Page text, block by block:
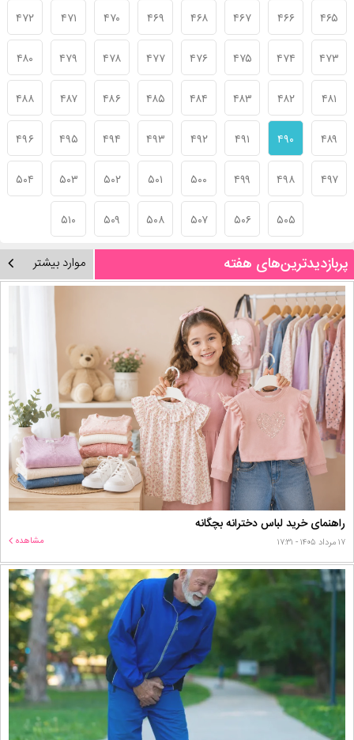
۴۶۵ ۴۶۶ ۴۶۷ ۴۶۸ ۴۶۹ ۴۷۰ ۴۷۱ ۴۷۲
۴۷۳ ۴۷۴ ۴۷۵ ۴۷۶ ۴۷۷ ۴۷۸ ۴۷۹ ۴۸۰
۴۸۱ ۴۸۲ ۴۸۳ ۴۸۴ ۴۸۵ ۴۸۶ ۴۸۷ ۴۸۸
۴۸۹ ۴۹۰ ۴۹۱ ۴۹۲ ۴۹۳ ۴۹۴ ۴۹۵ ۴۹۶
۴۹۷ ۴۹۸ ۴۹۹ ۵۰۰ ۵۰۱ ۵۰۲ ۵۰۳ ۵۰۴
۵۰۵ ۵۰۶ ۵۰۷ ۵۰۸ ۵۰۹ ۵۱۰
پربازدیدترین‌های هفته موارد بیشتر
راهنمای خرید لباس دخترانه بچگانه
۱۷ مرداد ۱۴۰۵ - ۱۷:۳۱ مشاهده